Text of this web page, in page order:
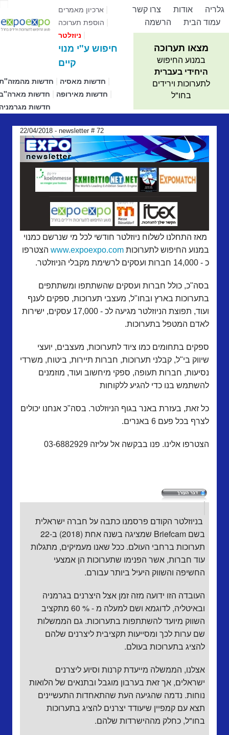
ארכיון מאמרים|
הוספת תערוכה
ניוזלטר
חיפוש ע"י מנוי
קיים
חדשות חדשות מאסיה
חדשות חדשות מאירופה
חדשות
צרו קשר אודות
גלריה
הרשמה
עמוד הבית
מצאו תערוכה
במנוע החיפוש
היחידי בעברית
לתערוכות וירידים
בחו"ל
22/04/2018 - newsletter # 72
מאז התחלנו לשלוח ניוזלטר חודשי לכל מי שנרשם כמנוי
במנוע החיפוש לתערוכות www.expoexpo.com הצטרפו
כ - 14,000 חברות ועסקים לרשימת מקבלי הניוזלטר.
בסה"כ, כולל חברות ועסקים שהשתתפו ומשתתפים
בתערוכות בארץ ובחו"ל, מעצבי תערוכות, ספקים לענף
ועוד, תפוצת הניוזלטר מגיעה לכ - 17,000 עסקים, ישירות
לאדם המטפל בתערוכות.
ספקים בתחומים כמו ציוד לתערוכות, מעצבים, יועצי
שיווק בי"ל, קבלני תערוכות, חברות תיירות, ביטוח, משרדי
נסיעות, חברות תעופה, ספקי מיחשוב ועוד, מוזמנים
להשתמש בנו כדי להגיע ללקוחות
כל זאת, בעזרת באנר בגוף הניוזלטר. בסה"כ אנחנו יכולים
לצרף בכל פעם 6 באנרים.
הצטרפו אלינו. פנו בבקשה אל עליזה 03-6882929
בניוזלטר הקודם פרסמנו כתבה על חברה ישראלית
בשם Briefcam שמציגה בשנה אחת (2018) ב-22
תערוכות ברחבי העולם. ככל שאנו מעמיקים, מתגלות
עוד חברות, אשר הפנימו שתערוכות הן אמצעי
החשיפה והשווק היעיל ביותר עבורם.
העובדה הזו ידועה מזה זמן אצל היצרנים בגרמניה
ובאיטליה, לדוגמא ושם למעלה מ - % 60 מתקציב
השווק מיועד להשתתפות בתערוכות. גם הממשלות
שם ערות לכך ומסייעות תקציבית ליצרנים שלהם
להציג בתערוכות בעולם.
אצלנו, הממשלה מייעדת קרנות וסיוע ליצרנים
ישראלים, אך זאת בערבון מוגבל ובתנאים של הלואות
נוחות. נדמה שהגיעה העת שהתאחדות התעשיינים
תצא עם קמפיין שיעודד יצרנים להציג בתערוכות
בחו"ל, כחלק מההישרדות שלהם.